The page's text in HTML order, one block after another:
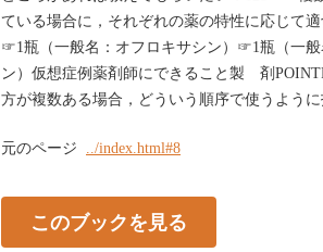
ている場合に，それぞれの薬の特性に応じて
☞1瓶（一般名：オフロキサシン）☞1瓶（一般
ン）仮想症例薬剤師にできること製 剤
方が複数ある場合，どういう順序で使うよう
元のページ ../index.html#8
このブックを見る